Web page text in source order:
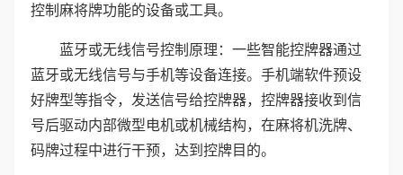
控制麻将牌功能的设备或工具。
蓝牙或无线信号控制原理：一些智能控牌器通过
蓝牙或无线信号与手机等设备连接。手机端软件预设
好牌型等指令，发送信号给控牌器，控牌器接收到信
号后驱动内部微型电机或机械结构，在麻将机洗牌、
码牌过程中进行干预，达到控牌目的。